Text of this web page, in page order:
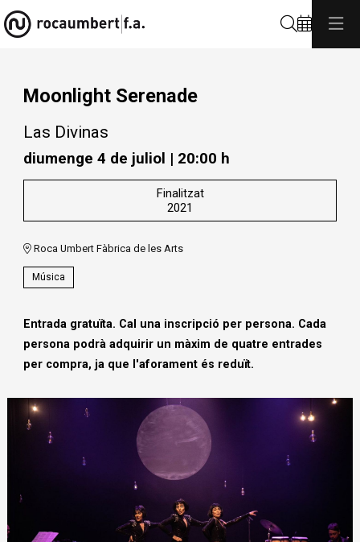
Moonlight Serenade
Las Divinas
diumenge 4 de juliol | 20:00 h
Finalitzat
2021
Roca Umbert Fàbrica de les Arts
Música
Entrada gratuïta. Cal una inscripció per persona. Cada
persona podrà adquirir un màxim de quatre entrades
per compra, ja que l'aforament és reduït.